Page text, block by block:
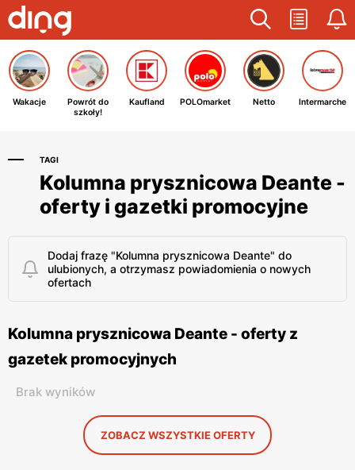
Wakacje
Powrót do
szkoły!
Kaufland POLOmarket Netto Intermarche
TAGI
Kolumna prysznicowa Deante -
oferty i gazetki promocyjne
Dodaj frazę "Kolumna prysznicowa Deante" do
ulubionych, a otrzymasz powiadomienia o nowych
ofertach
Kolumna prysznicowa Deante - oferty z
gazetek promocyjnych
Brak wyników
ZOBACZ WSZYSTKIE OFERTY